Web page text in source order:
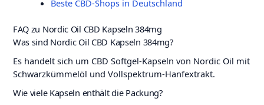
Beste CBD-Shops in Deutschland
FAQ zu Nordic Oil CBD Kapseln 384mg
Was sind Nordic Oil CBD Kapseln 384mg?
Es handelt sich um CBD Softgel-Kapseln von Nordic Oil mit
Schwarzkümmelöl und Vollspektrum-Hanfextrakt.
Wie viele Kapseln enthält die Packung?